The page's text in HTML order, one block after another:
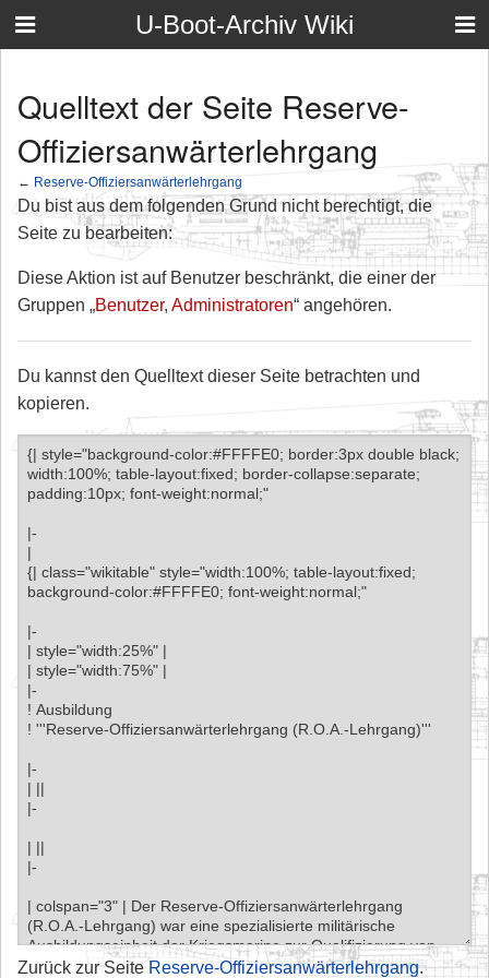
U-Boot-Archiv Wiki
Quelltext der Seite Reserve-
Offiziersanwärterlehrgang
← Reserve-Offiziersanwärterlehrgang
Du bist aus dem folgenden Grund nicht berechtigt, die
Seite zu bearbeiten:
Diese Aktion ist auf Benutzer beschränkt, die einer der
Gruppen „Benutzer, Administratoren“ angehören.
Du kannst den Quelltext dieser Seite betrachten und
kopieren.
Zurück zur Seite Reserve-Offiziersanwärterlehrgang.